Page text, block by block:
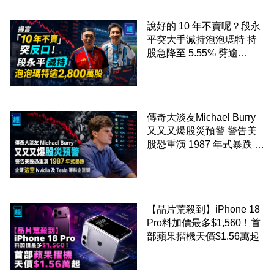
說好的 10 年不賣呢？段永
平突大手減持泡泡瑪特 持
股急降至 5.55% 劈逾
傳奇大淡友Michael Burry
又又又爆股災預警 警告美
股恐重演 1987 年式暴跌 企
【晶片荒殺到】iPhone 18
Pro料加價最多$1,560！首
部蘋果摺機天價$1.56萬起